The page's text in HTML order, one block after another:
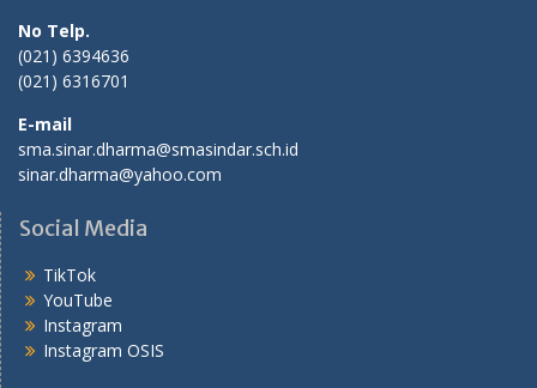
No Telp.
(021) 6394636
(021) 6316701
E-mail
sma.sinar.dharma@smasindar.sch.id
sinar.dharma@yahoo.com
Social Media
TikTok
YouTube
Instagram
Instagram OSIS